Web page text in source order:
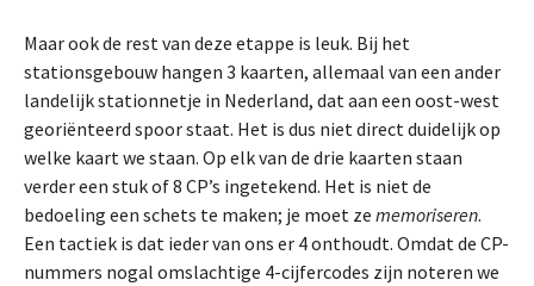
Maar ook de rest van deze etappe is leuk. Bij het
stationsgebouw hangen 3 kaarten, allemaal van een ander
landelijk stationnetje in Nederland, dat aan een oost-west
georiënteerd spoor staat. Het is dus niet direct duidelijk op
welke kaart we staan. Op elk van de drie kaarten staan
verder een stuk of 8 CP’s ingetekend. Het is niet de
bedoeling een schets te maken; je moet ze memoriseren.
Een tactiek is dat ieder van ons er 4 onthoudt. Omdat de CP-
nummers nogal omslachtige 4-cijfercodes zijn noteren we